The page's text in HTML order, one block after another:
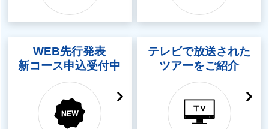
WEB先行発表
新コース申込受付中
テレビで放送された
ツアーをご紹介